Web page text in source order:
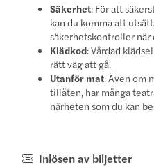
Säkerhet: För att
kan du komma att
säkerhetskontroller
Klädkod: Vårdad
rätt väg att gå.
Utanför mat: Även om
tillåten, har många
närheten som du kan
Inlösen av biljetter